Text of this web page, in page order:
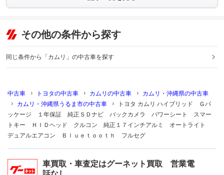
その他の条件から探す
同じ条件から「カムリ」の中古車を探す
中古車 トヨタの中古車 カムリの中古車
カムリ・沖縄県の中古車
カムリ・沖縄県うるま市の中古車
トヨタ カムリ ハイブリッド Ｇパ
ッケージ １年保証 純正ＳＤナビ バックカメラ パワーシート スマー
トキー ＨＩＤヘッド クルコン 純正１７インチアルミ オートライト
デュアルエアコン Ｂｌｕｅｔｏｏｔｈ フルセグ
車買取・車査定はグーネット買取 営業電